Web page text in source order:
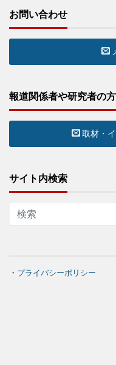
お問い合わせ
報道関係者や研究者の
取材・
サイト内検索
・ プライバシーポリシー